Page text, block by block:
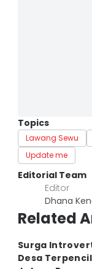
Topics
Lawang Sewu
Update me
Editorial Team
Editor
Dhana
Related
Surga
Desa Terpencil